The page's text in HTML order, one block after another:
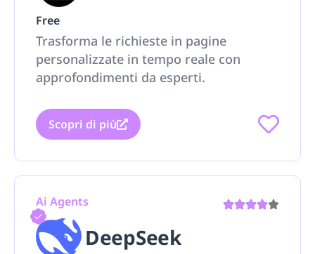
Free
Trasforma le richieste in pagine
personalizzate in tempo reale con
approfondimenti da esperti.
Scopri di più
Ai Agents
DeepSeek